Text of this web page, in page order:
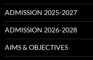
ADMISSION 2025-2027
ADMISSION 2026-2028
AIMS & OBJECTIVES